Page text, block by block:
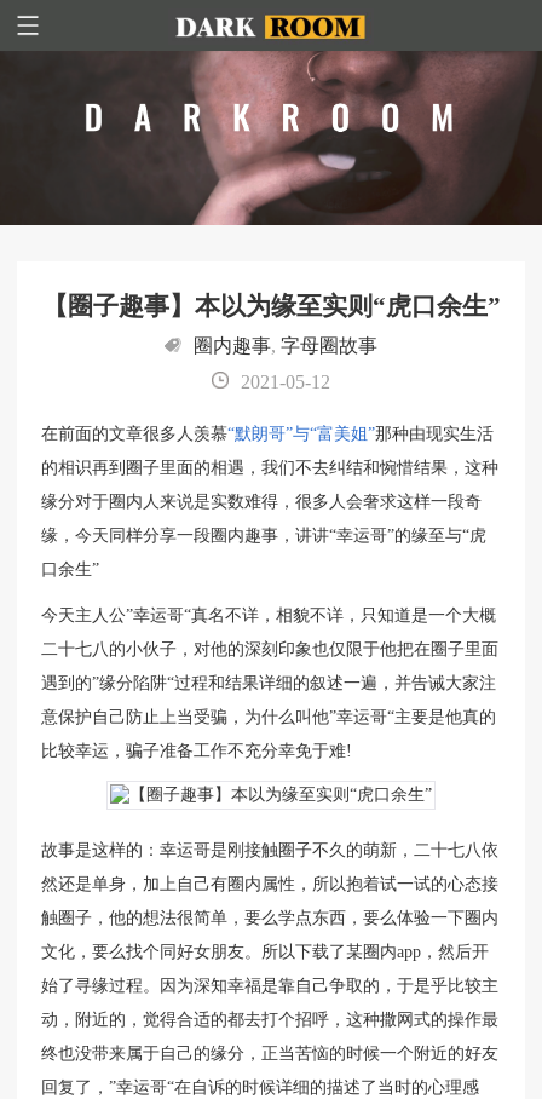
【圈子趣事】本以为缘至实则“虎口余生”
圈内趣事, 字母圈故事
2021-05-12
在前面的文章很多人羡慕“默朗哥”与“富美姐”那种由现实生活
的相识再到圈子里面的相遇，我们不去纠结和惋惜结果，这种
缘分对于圈内人来说是实数难得，很多人会奢求这样一段奇
缘，今天同样分享一段圈内趣事，讲讲“幸运哥”的缘至与“虎
口余生”
今天主人公”幸运哥“真名不详，相貌不详，只知道是一个大概
二十七八的小伙子，对他的深刻印象也仅限于他把在圈子里面
遇到的”缘分陷阱“过程和结果详细的叙述一遍，并告诫大家注
意保护自己防止上当受骗，为什么叫他”幸运哥“主要是他真的
比较幸运，骗子准备工作不充分幸免于难!
故事是这样的：幸运哥是刚接触圈子不久的萌新，二十七八依
然还是单身，加上自己有圈内属性，所以抱着试一试的心态接
触圈子，他的想法很简单，要么学点东西，要么体验一下圈内
文化，要么找个同好女朋友。所以下载了某圈内app，然后开
始了寻缘过程。因为深知幸福是靠自己争取的，于是乎比较主
动，附近的，觉得合适的都去打个招呼，这种撒网式的操作最
终也没带来属于自己的缘分，正当苦恼的时候一个附近的好友
回复了，”幸运哥“在自诉的时候详细的描述了当时的心理感